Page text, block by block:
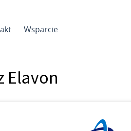
Wsparcie
Elavon